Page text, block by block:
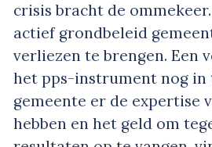
crisis bracht de
actief grondbeleid
verliezen te brengen. Een
het pps-instrument nog in
gemeente er de expertise
hebben en het geld om